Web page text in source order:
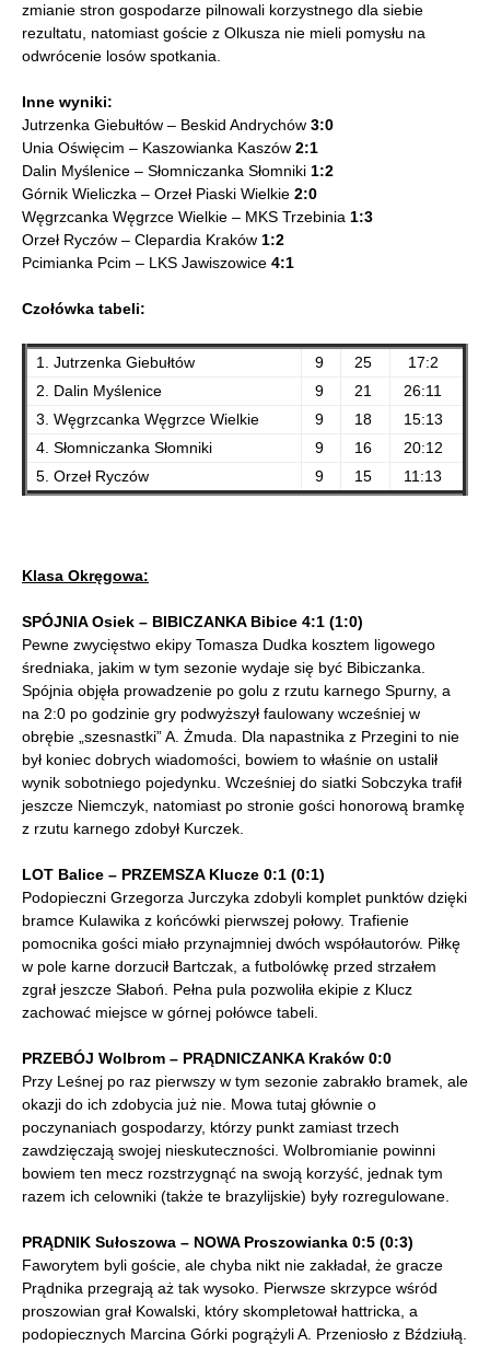
zmianie stron gospodarze pilnowali korzystnego dla siebie
rezultatu, natomiast goście z Olkusza nie mieli pomysłu na
odwrócenie losów spotkania.
Inne wyniki:
Jutrzenka Giebułtów – Beskid Andrychów 3:0
Unia Oświęcim – Kaszowianka Kaszów 2:1
Dalin Myślenice – Słomniczanka Słomniki 1:2
Górnik Wieliczka – Orzeł Piaski Wielkie 2:0
Węgrzcanka Węgrzce Wielkie – MKS Trzebinia 1:3
Orzeł Ryczów – Clepardia Kraków 1:2
Pcimianka Pcim – LKS Jawiszowice 4:1
Czołówka tabeli:
1. Jutrzenka Giebułtów 9 25
17:2
2. Dalin Myślenice
9 21
26:11
3. Węgrzcanka Węgrzce Wielkie
9 18
15:13
4. Słomniczanka Słomniki
9 16
20:12
5. Orzeł Ryczów
9 15 11:13
Klasa Okręgowa:
SPÓJNIA Osiek – BIBICZANKA Bibice 4:1 (1:0)
Pewne zwycięstwo ekipy Tomasza Dudka kosztem ligowego
średniaka, jakim w tym sezonie wydaje się być Bibiczanka.
Spójnia objęła prowadzenie po golu z rzutu karnego Spurny, a
na 2:0 po godzinie gry podwyższył faulowany wcześniej w
obrębie „szesnastki” A. Żmuda. Dla napastnika z Przegini to nie
był koniec dobrych wiadomości, bowiem to właśnie on ustalił
wynik sobotniego pojedynku. Wcześniej do siatki Sobczyka trafił
jeszcze Niemczyk, natomiast po stronie gości honorową bramkę
z rzutu karnego zdobył Kurczek.
LOT Balice – PRZEMSZA Klucze 0:1 (0:1)
Podopieczni Grzegorza Jurczyka zdobyli komplet punktów dzięki
bramce Kulawika z końcówki pierwszej połowy. Trafienie
pomocnika gości miało przynajmniej dwóch współautorów. Piłkę
w pole karne dorzucił Bartczak, a futbolówkę przed strzałem
zgrał jeszcze Słaboń. Pełna pula pozwoliła ekipie z Klucz
zachować miejsce w górnej połówce tabeli.
PRZEBÓJ Wolbrom – PRĄDNICZANKA Kraków 0:0
Przy Leśnej po raz pierwszy w tym sezonie zabrakło bramek, ale
okazji do ich zdobycia już nie. Mowa tutaj głównie o
poczynaniach gospodarzy, którzy punkt zamiast trzech
zawdzięczają swojej nieskuteczności. Wolbromianie powinni
bowiem ten mecz rozstrzygnąć na swoją korzyść, jednak tym
razem ich celowniki (także te brazylijskie) były rozregulowane.
PRĄDNIK Sułoszowa – NOWA Proszowianka 0:5 (0:3)
Faworytem byli goście, ale chyba nikt nie zakładał, że gracze
Prądnika przegrają aż tak wysoko. Pierwsze skrzypce wśród
proszowian grał Kowalski, który skompletował hattricka, a
podopiecznych Marcina Górki pogrążyli A. Przeniosło z Bździułą.